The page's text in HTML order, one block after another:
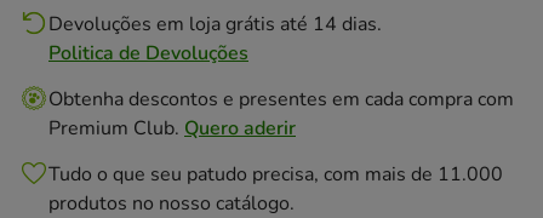
Devoluções em loja grátis até 14 dias.
Politica de Devoluções
Obtenha descontos e presentes em cada compra com
Premium Club. Quero aderir
Tudo o que seu patudo precisa, com mais de 11.000
produtos no nosso catálogo.